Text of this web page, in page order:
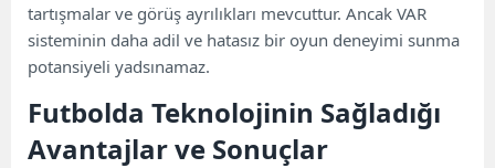
tartışmalar ve görüş ayrılıkları mevcuttur. Ancak VAR
sisteminin daha adil ve hatasız bir oyun deneyimi sunma
potansiyeli yadsınamaz.
Futbolda Teknolojinin Sağladığı
Avantajlar ve Sonuçlar